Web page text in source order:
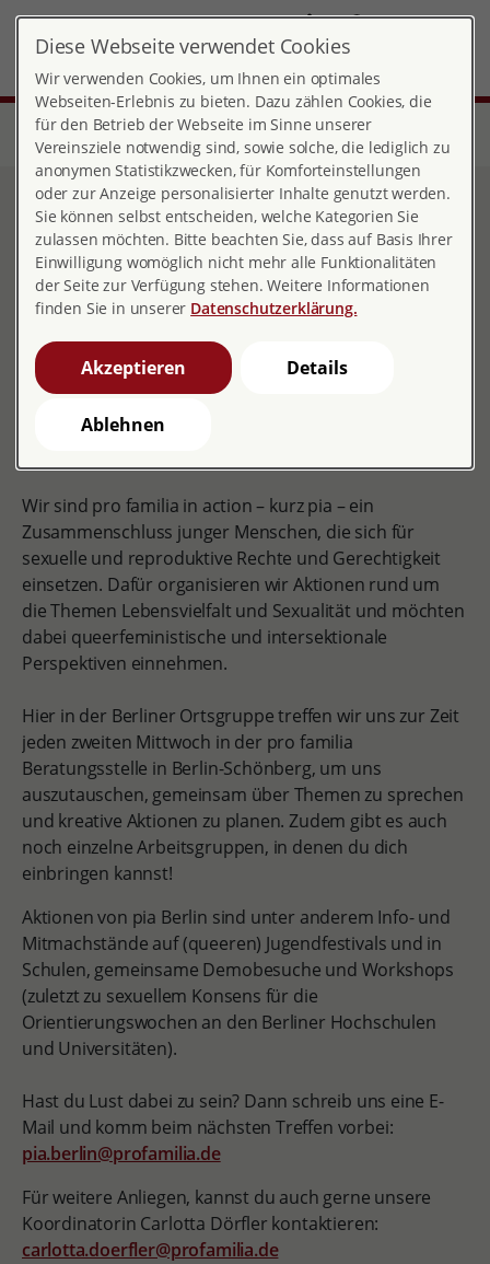
DE
Start Über pro familia Landesverbände
Berlin
pia - das junge Netzwerk des pro familia Landesverbandes Berlin
pia - das junge Netzwerk
des pro familia
Landesverbandes Berlin
Wir sind pro familia in action – kurz pia – ein
Zusammenschluss junger Menschen, die sich für
sexuelle und reproduktive Rechte und Gerechtigkeit
einsetzen. Dafür organisieren wir Aktionen rund um
die Themen Lebensvielfalt und Sexualität und möchten
dabei queerfeministische und intersektionale
Perspektiven einnehmen.
Hier in der Berliner Ortsgruppe treffen wir uns zur Zeit
jeden zweiten Mittwoch in der pro familia
Beratungsstelle in Berlin-Schönberg, um uns
auszutauschen, gemeinsam über Themen zu sprechen
und kreative Aktionen zu planen. Zudem gibt es auch
noch einzelne Arbeitsgruppen, in denen du dich
einbringen kannst!
Aktionen von pia Berlin sind unter anderem Info- und
Mitmachstände auf (queeren) Jugendfestivals und in
Schulen, gemeinsame Demobesuche und Workshops
(zuletzt zu sexuellem Konsens für die
Orientierungswochen an den Berliner Hochschulen
und Universitäten).
Hast du Lust dabei zu sein? Dann schreib uns eine E-
Mail und komm beim nächsten Treffen vorbei:
pia.berlin@profamilia.de
Für weitere Anliegen, kannst du auch gerne unsere
Koordinatorin Carlotta Dörfler kontaktieren:
carlotta.doerfler@profamilia.de
Diese Webseite verwendet Cookies
Wir verwenden Cookies, um Ihnen ein optimales
Webseiten-Erlebnis zu bieten. Dazu zählen Cookies, die
für den Betrieb der Webseite im Sinne unserer
Vereinsziele notwendig sind, sowie solche, die lediglich zu
anonymen Statistikzwecken, für Komforteinstellungen
oder zur Anzeige personalisierter Inhalte genutzt werden.
Sie können selbst entscheiden, welche Kategorien Sie
zulassen möchten. Bitte beachten Sie, dass auf Basis Ihrer
Einwilligung womöglich nicht mehr alle Funktionalitäten
der Seite zur Verfügung stehen. Weitere Informationen
finden Sie in unserer Datenschutzerklärung.
Akzeptieren Details
Ablehnen